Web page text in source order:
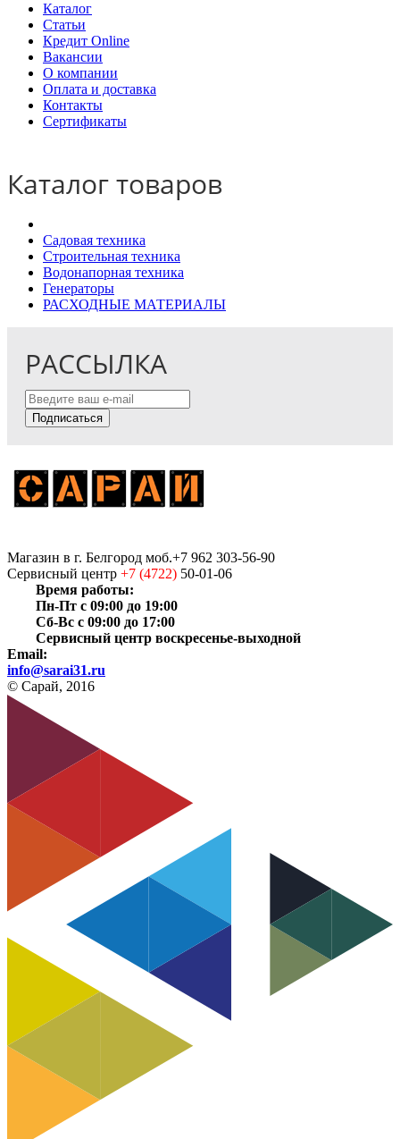
Каталог
Статьи
Кредит Online
Вакансии
О компании
Оплата и доставка
Контакты
Сертификаты
Каталог товаров
Садовая техника
Строительная техника
Водонапорная техника
Генераторы
РАСХОДНЫЕ МАТЕРИАЛЫ
РАССЫЛКА
Подписаться
Магазин в г. Белгород моб.+7 962 303-56-90
Сервисный центр +7 (4722) 50-01-06
Время работы:
Пн-Пт с 09:00 до 19:00
Сб-Вс с 09:00 до 17:00
Сервисный центр воскресенье-выходной
Email:
info@sarai31.ru
© Сарай, 2016